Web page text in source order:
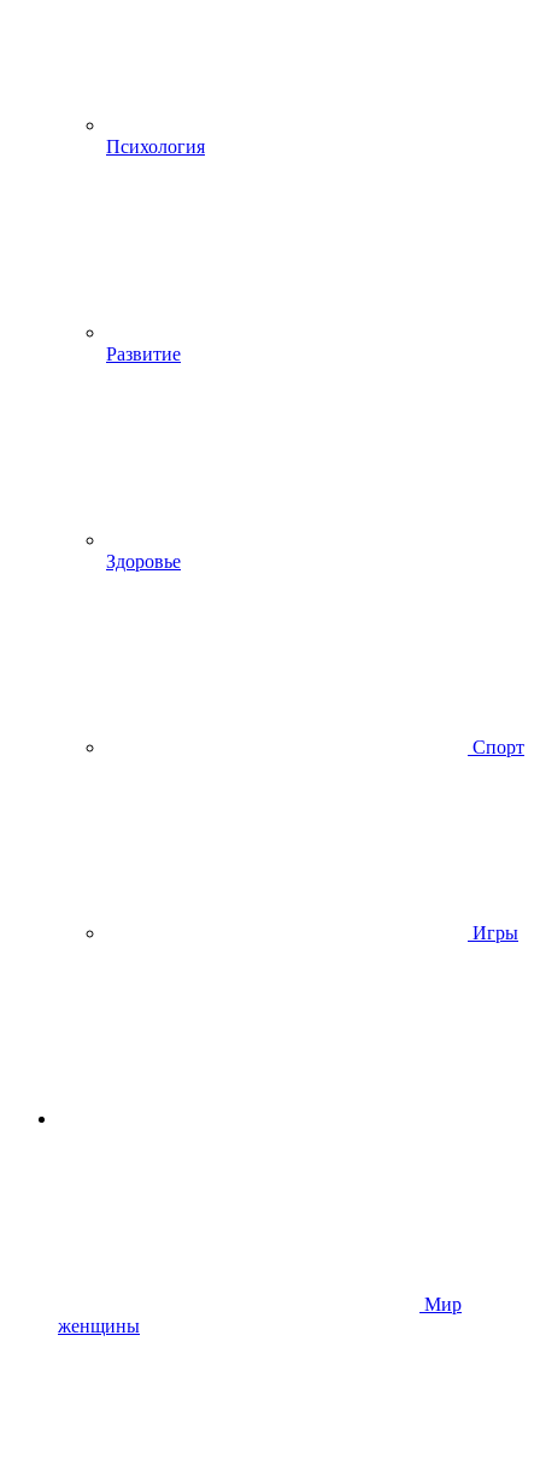
Психология
Развитие
Здоровье
Спорт
Игры
Мир
женщины